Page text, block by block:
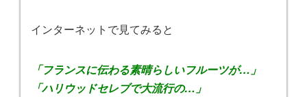
インターネットで見てみると
「フランスに伝わる素晴らしいフルーツが…」
「ハリウッドセレブで大流行の…」